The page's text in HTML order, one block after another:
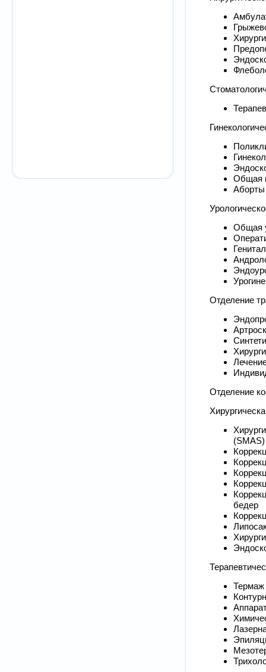
Общая
Аборты
Общая
Отделение
Отделение
(SMAS)
бедер
Термаж